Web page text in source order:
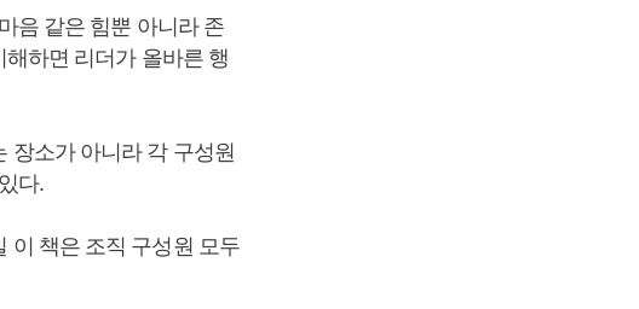
음 같은 힘뿐 아니라 존
하면 리더가 올바른 행
장소가 아니라 각 구성원
다.
이 책은 조직 구성원 모두